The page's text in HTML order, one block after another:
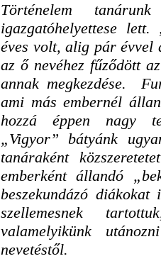
Történelem
igazgatóhelyettese
éves volt, alig pár évvel
az ő nevéhez fűződött
annak megkezdése.
ami más embernél
hozzá éppen nagy
„Vigyor” bátyánk
tanáraként
emberként állandó
beszekundázó
szellemesnek
valamelyikünk
nevetéstől.